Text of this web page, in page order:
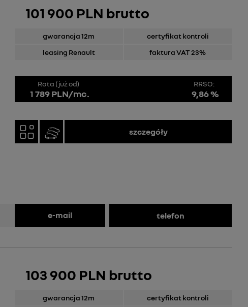
101 900 PLN brutto
gwarancja 12m
certyfikat kontroli
leasing Renault
faktura VAT 23%
szczegóły
Rata (już od)
1 789 PLN/mc.
RRSO:
9,86 %
e-mail telefon
103 900 PLN brutto
gwarancja 12m certyfikat kontroli